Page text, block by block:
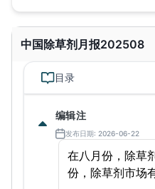
中国除草剂月报202508
目录
编辑注
发布日期: 2026-06-22
在八月份， 除草
份，除草剂市场